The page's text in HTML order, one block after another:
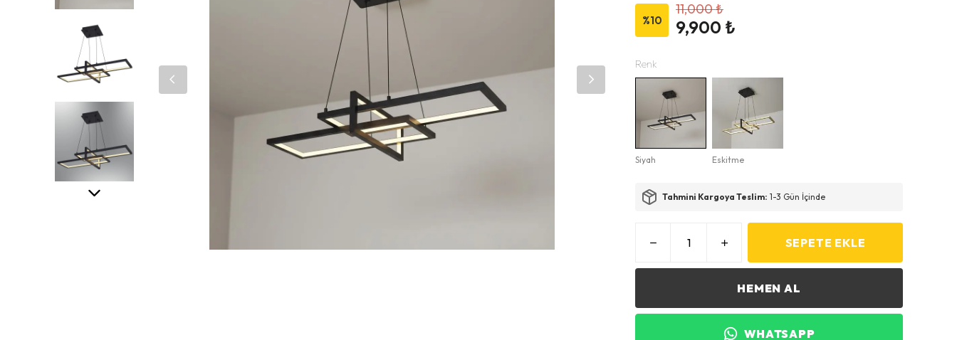
%10
11,000 ₺
9,900 ₺
Renk
Siyah Eskitme
Tahmini Kargoya Teslim: 1-3 Gün İçinde
SEPETE EKLE
HEMEN AL
WHATSAPP